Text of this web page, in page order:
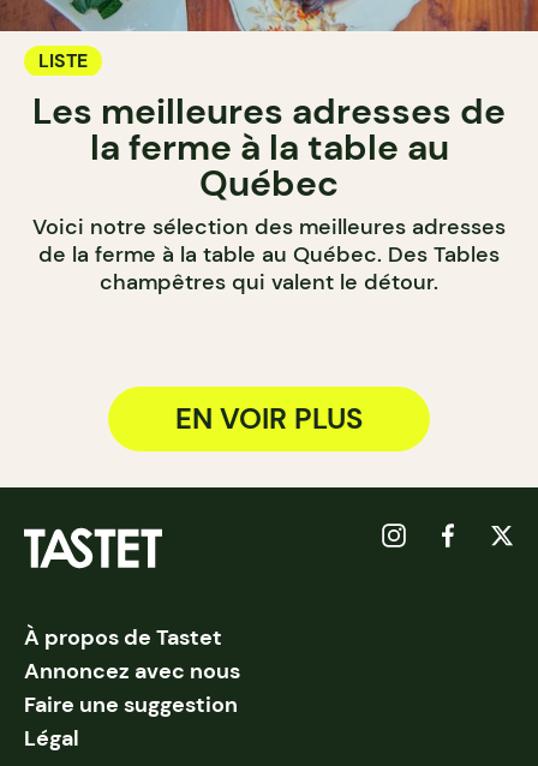
LISTE
Les meilleures adresses de
la ferme à la table au
Québec
Voici notre sélection des meilleures adresses
de la ferme à la table au Québec. Des Tables
champêtres qui valent le détour.
EN VOIR PLUS
À propos de Tastet
Annoncez avec nous
Faire une suggestion
Légal